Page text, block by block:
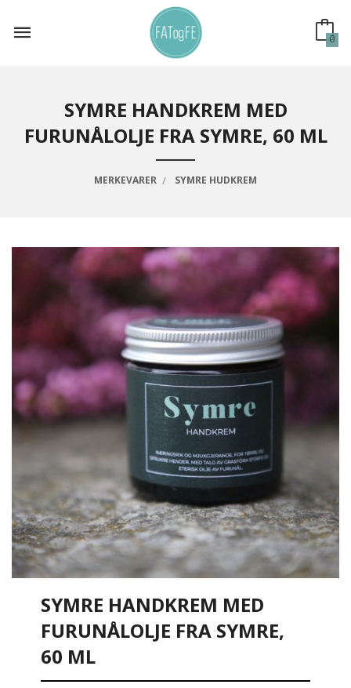
innholdet
0
SYMRE HANDKREM MED
FURUNÅLOLJE FRA SYMRE, 60 ML
MERKEVARER SYMRE HUDKREM
SYMRE HANDKREM MED
FURUNÅLOLJE FRA SYMRE,
60 ML